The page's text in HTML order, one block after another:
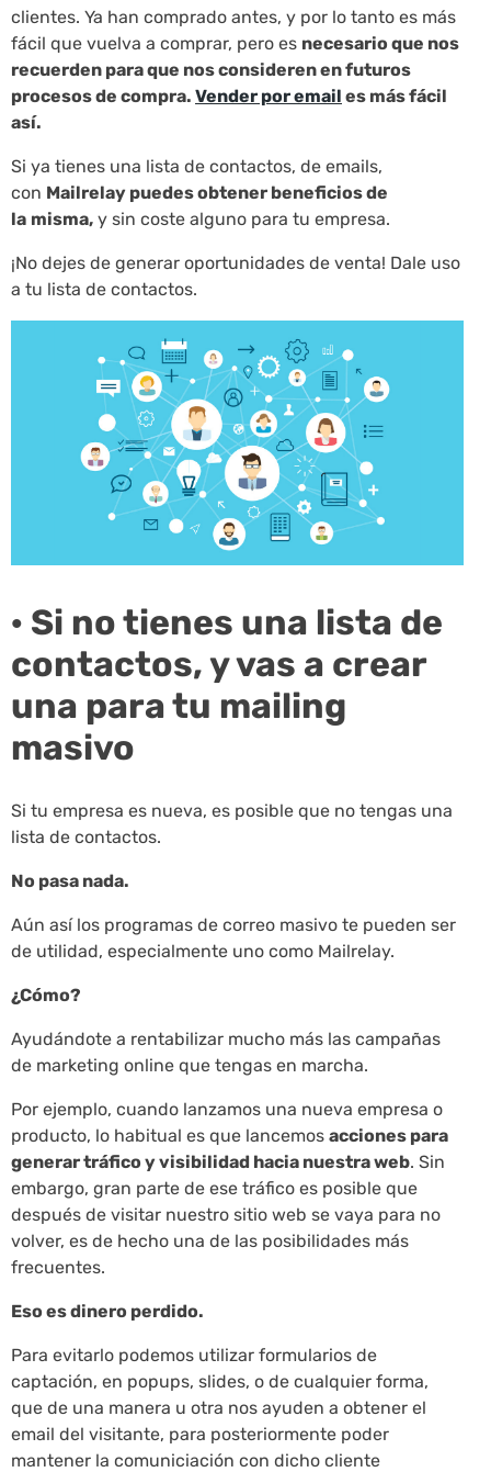
clientes. Ya han comprado antes, y por lo tanto es más
fácil que vuelva a comprar, pero es necesario que nos
recuerden para que nos consideren en futuros
procesos de compra. Vender por email es más fácil
así.
Si ya tienes una lista de contactos, de emails,
con Mailrelay puedes obtener beneficios de
la misma, y sin coste alguno para tu empresa.
¡No dejes de generar oportunidades de venta! Dale uso
a tu lista de contactos.
· Si no tienes una lista de
contactos, y vas a crear
una para tu mailing
masivo
Si tu empresa es nueva, es posible que no tengas una
lista de contactos.
No pasa nada.
Aún así los programas de correo masivo te pueden ser
de utilidad, especialmente uno como Mailrelay.
¿Cómo?
Ayudándote a rentabilizar mucho más las campañas
de marketing online que tengas en marcha.
Por ejemplo, cuando lanzamos una nueva empresa o
producto, lo habitual es que lancemos acciones para
generar tráfico y visibilidad hacia nuestra web. Sin
embargo, gran parte de ese tráfico es posible que
después de visitar nuestro sitio web se vaya para no
volver, es de hecho una de las posibilidades más
frecuentes.
Eso es dinero perdido.
Para evitarlo podemos utilizar formularios de
captación, en popups, slides, o de cualquier forma,
que de una manera u otra nos ayuden a obtener el
email del visitante, para posteriormente poder
mantener la comuniciación con dicho cliente